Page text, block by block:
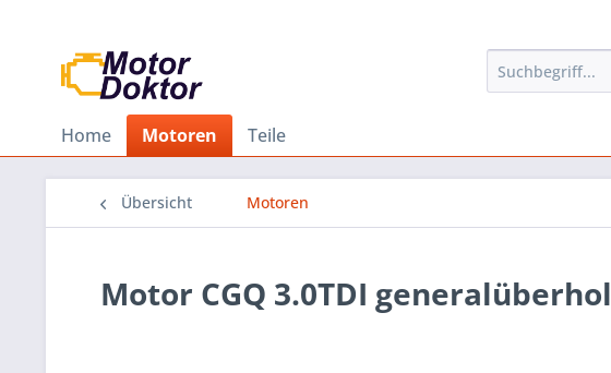
Home Motoren Teile
Übersicht Motoren
Motor CGQ 3.0TDI